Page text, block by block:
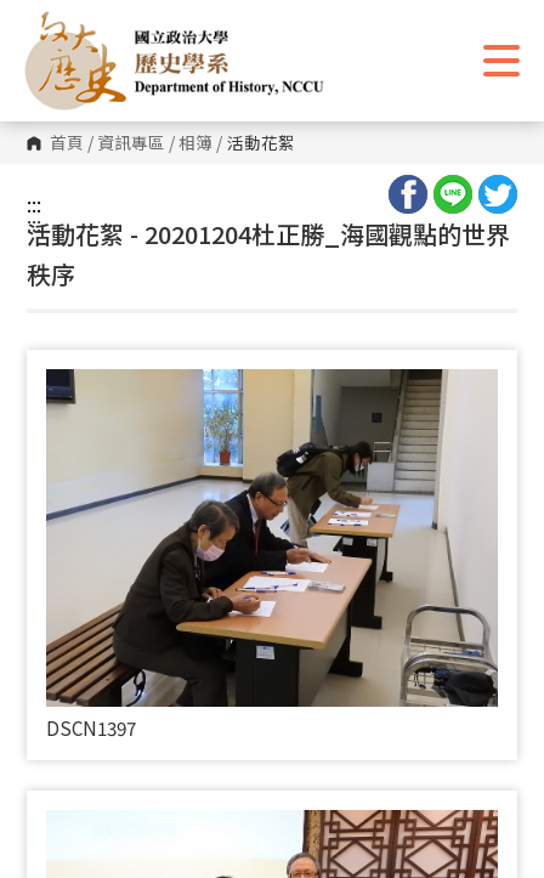
主
要
內
區
塊 首頁 / 資訊專區 /相簿 / 活動花絮
:::
:::
活動花絮 - 20201204杜正勝_海國觀點的世界
秩序
DSCN1397